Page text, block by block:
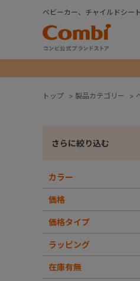
ベビーカー、チャイルドシー
トップ > 製品カテゴリー >
さらに絞り込む
カラー
価格
価格タイプ
ラッピング
在庫有無